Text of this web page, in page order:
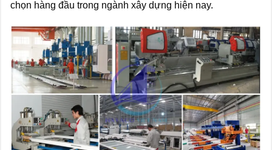
chọn hàng đầu trong ngành xây dựng hiện nay.